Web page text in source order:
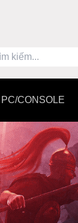
PC/CONSOLE